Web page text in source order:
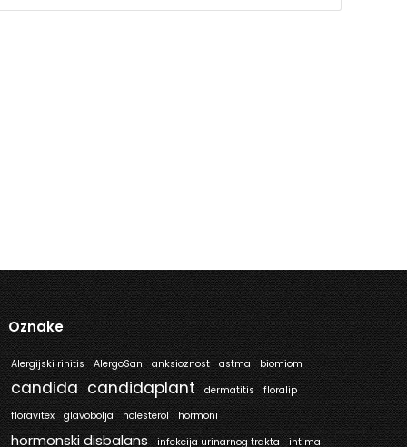
Oznake
Alergijski rinitis AlergoSan anksioznost astma biomiom
candida candidaplant dermatitis
floralip
floravitex
glavobolja holesterol hormoni
hormonski disbalans infekcija urinarnog trakta intima